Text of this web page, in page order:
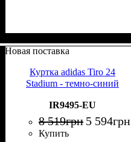
Новая поставка
Куртка adidas Tiro 24
Stadium - темно-синий
IR9495-EU
8 519грн 5 594грн
Купить